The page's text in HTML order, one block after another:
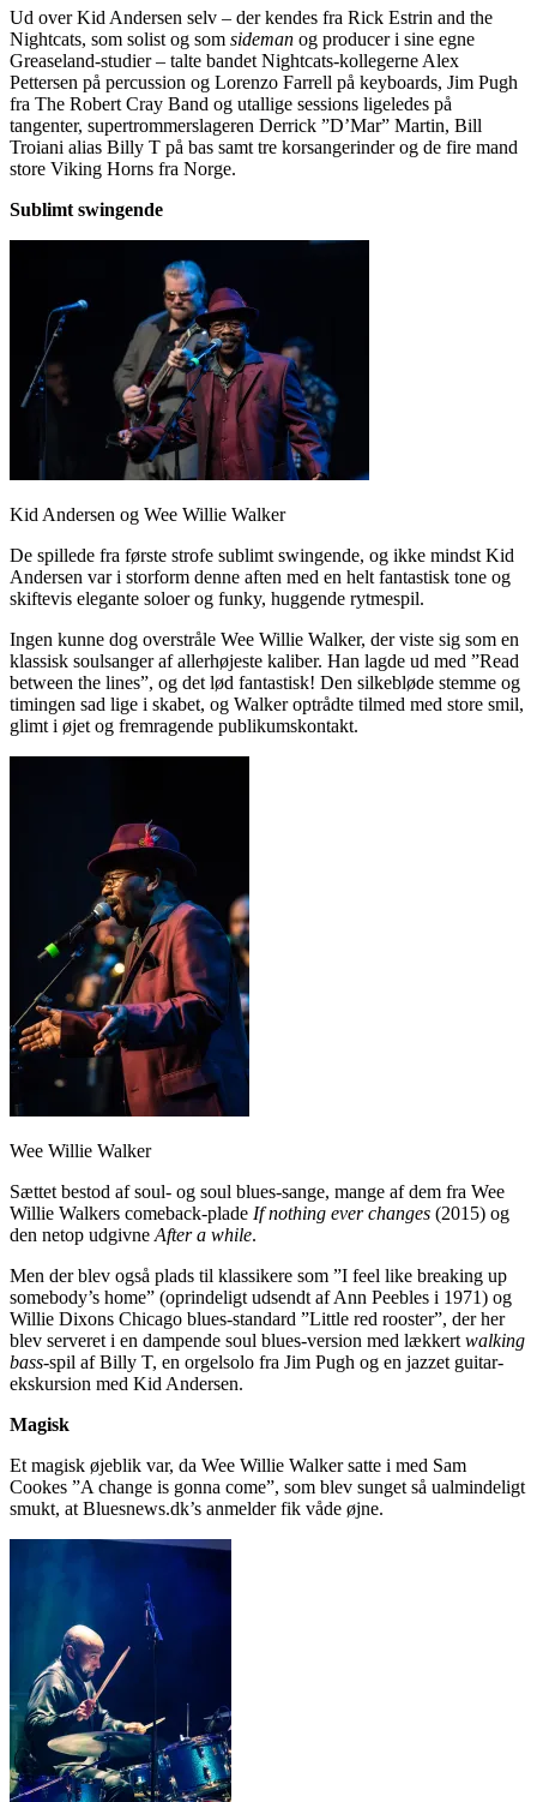
Ud over Kid Andersen selv – der kendes fra Rick Estrin and the
Nightcats, som solist og som sideman og producer i sine egne
Greaseland-studier – talte bandet Nightcats-kollegerne Alex
Pettersen på percussion og Lorenzo Farrell på keyboards, Jim Pugh
fra The Robert Cray Band og utallige sessions ligeledes på
tangenter, supertrommerslageren Derrick ”D’Mar” Martin, Bill
Troiani alias Billy T på bas samt tre korsangerinder og de fire mand
store Viking Horns fra Norge.
Sublimt swingende
Kid Andersen og Wee Willie Walker
De spillede fra første strofe sublimt swingende, og ikke mindst Kid
Andersen var i storform denne aften med en helt fantastisk tone og
skiftevis elegante soloer og funky, huggende rytmespil.
Ingen kunne dog overstråle Wee Willie Walker, der viste sig som en
klassisk soulsanger af allerhøjeste kaliber. Han lagde ud med ”Read
between the lines”, og det lød fantastisk! Den silkebløde stemme og
timingen sad lige i skabet, og Walker optrådte tilmed med store smil,
glimt i øjet og fremragende publikumskontakt.
Wee Willie Walker
Sættet bestod af soul- og soul blues-sange, mange af dem fra Wee
Willie Walkers comeback-plade If nothing ever changes (2015) og
den netop udgivne After a while.
Men der blev også plads til klassikere som ”I feel like breaking up
somebody’s home” (oprindeligt udsendt af Ann Peebles i 1971) og
Willie Dixons Chicago blues-standard ”Little red rooster”, der her
blev serveret i en dampende soul blues-version med lækkert walking
bass-spil af Billy T, en orgelsolo fra Jim Pugh og en jazzet guitar-
ekskursion med Kid Andersen.
Magisk
Et magisk øjeblik var, da Wee Willie Walker satte i med Sam
Cookes ”A change is gonna come”, som blev sunget så ualmindeligt
smukt, at Bluesnews.dk’s anmelder fik våde øjne.